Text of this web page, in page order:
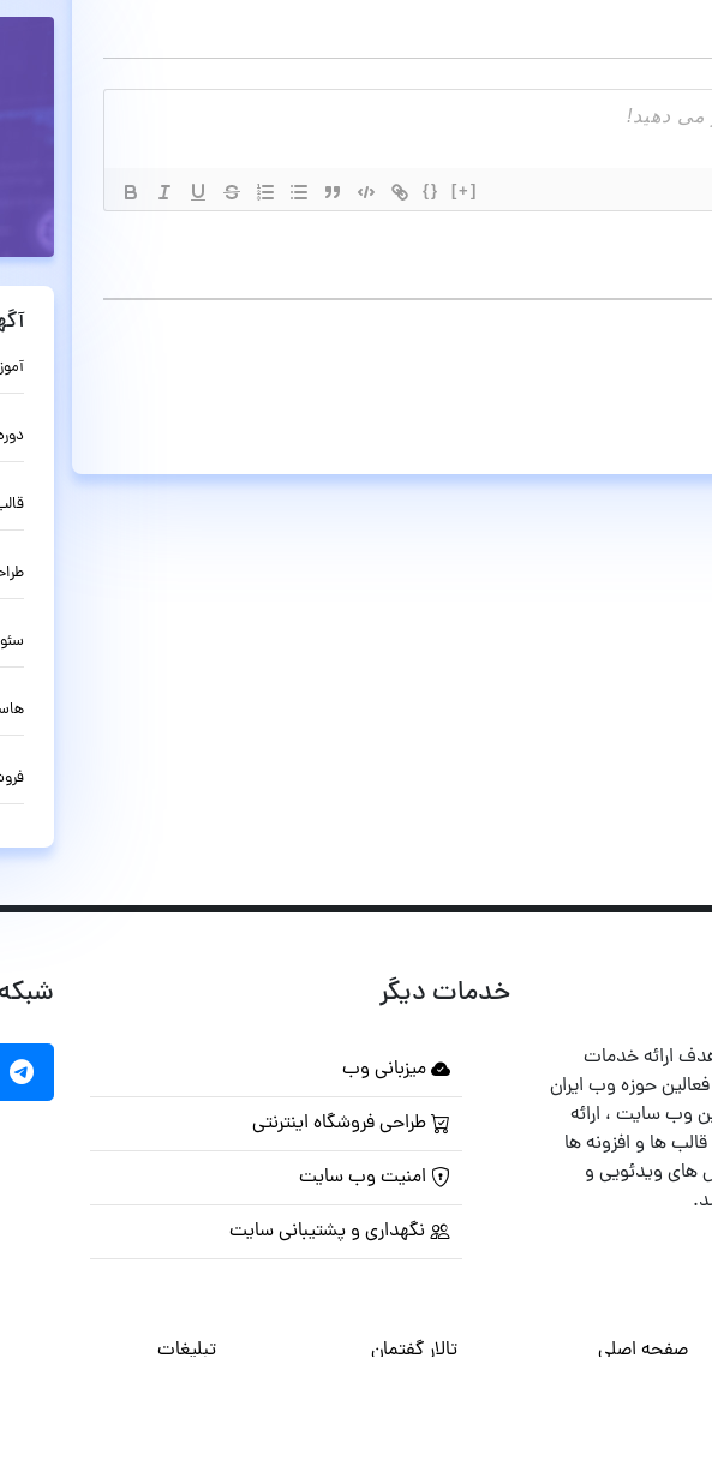
{} [+]
در سال ۱۳۸۶ با هدف ارائه خدمات
حوزه وب ایران
وب سایت ، ارائه
ها و افزونه ها
های ویدئویی و
خدمات دیگر
میزبانی وب
طراحی فروشگاه اینترنتی
امنیت وب سایت
نگهداری و پشتیبانی سایت
صفحه اصلی تالار گفتمان تبلیغات